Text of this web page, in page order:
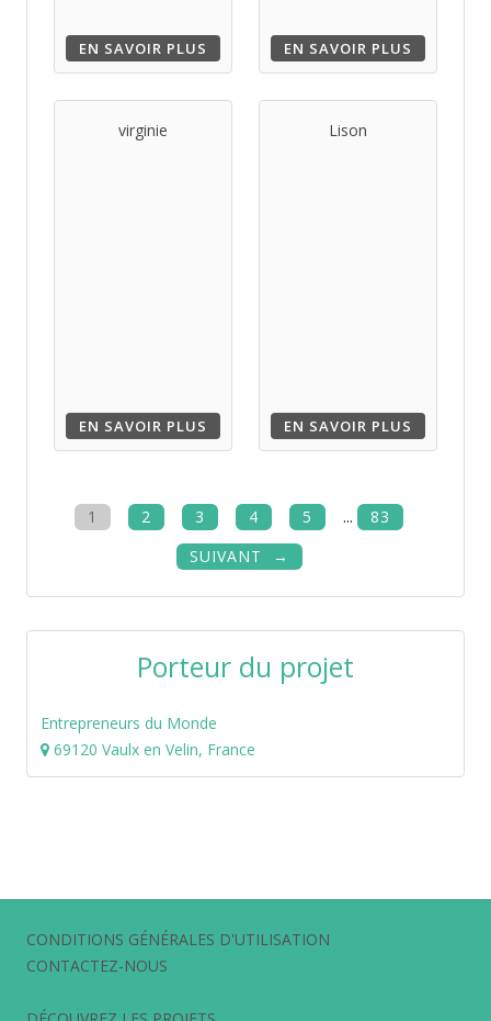
EN SAVOIR PLUS EN SAVOIR PLUS
virginie
EN SAVOIR PLUS
Lison
EN SAVOIR PLUS
1 2 3 4 5 ...
83
SUIVANT
Porteur du projet
Entrepreneurs du Monde
69120 Vaulx en Velin, France
CONDITIONS GÉNÉRALES D'UTILISATION
CONTACTEZ-NOUS